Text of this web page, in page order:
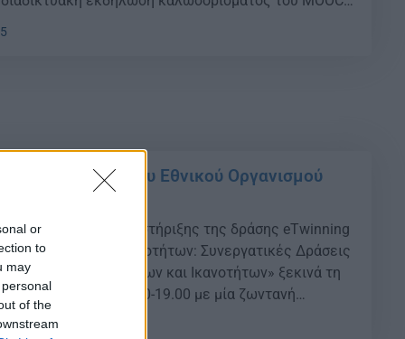
or
to
may
of the
Δεξιοτήτων: Συνεργατικές Δράσεις για την
Δεξιοτήτων και Ικανοτήτων» που
τη Δευτέρα […]
τo MOOC του Εθνικού Οργανισμού
Οργανισμού Υποστήριξης της δράσης eTwinning
& Εργαστήρια Δεξιοτήτων: Συνεργατικές Δράσεις
Γνώσεων, Δεξιοτήτων και Ικανοτήτων» ξεκινά τη
2022 και ώρα 18.00-19.00 με μία ζωντανή
καλωσορίσματος! Ο κύριος στόχος αυτής της